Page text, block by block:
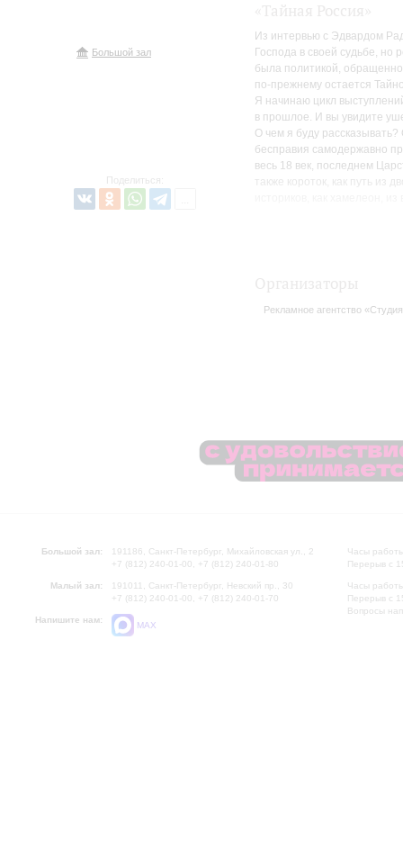
Большой зал
Поделиться:
Из интервью с Эдвардом
Господа в своей судьбе, но
была политикой,
по-прежнему остается
Я начинаю цикл
в прошлое. И вы увидите
О чем я буду
бесправия самодержавно
весь 18 век, последнем
также короток, как путь из
вместе...
Рекламное агентство
Большой зал:
191186, Санкт-Петербург, Михайловская ул., 2
+7 (812) 240-01-00, +7 (812) 240-01-80
Малый зал:
191011, Санкт-Петербург, Невский пр., 30
+7 (812) 240-01-00, +7 (812) 240-01-70
Напишите нам:
MAX
Часы
Перерыв с
Часы
Перерыв с
Вопросы